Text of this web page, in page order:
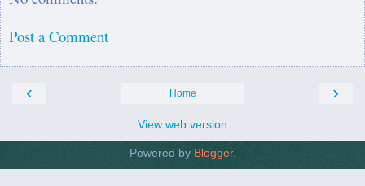
Post a Comment
‹ ›
Home
View web version
Powered by Blogger.